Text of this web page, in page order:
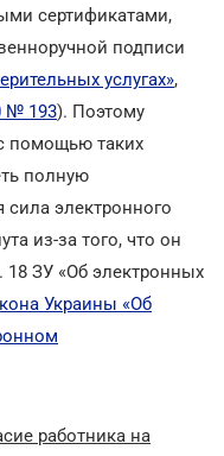
сертификатами,
подписи
услугах»,
№ 193). Поэтому
помощью таких
полную
электронного
из-за того, что он
18 ЗУ «Об электронных
Украины «Об
работника на